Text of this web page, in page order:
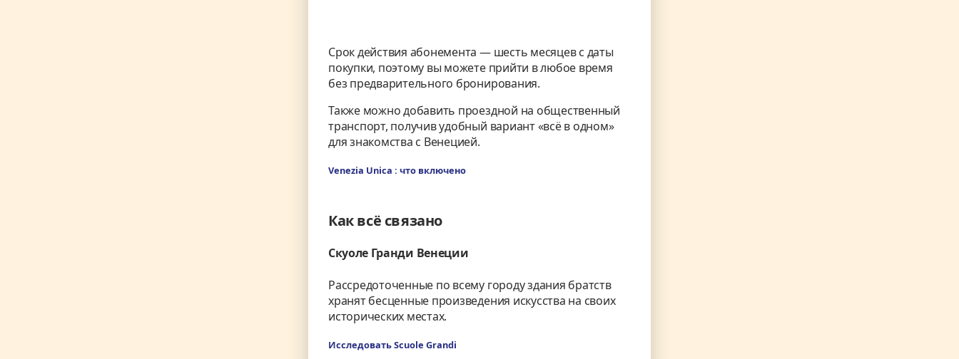
Срок действия абонемента — шесть месяцев с даты
покупки, поэтому вы можете прийти в любое время
без предварительного бронирования.
Также можно добавить проездной на общественный
транспорт, получив удобный вариант «всё в одном»
для знакомства с Венецией.
Venezia Unica : что включено
Как всё связано
Скуоле Гранди Венеции
Рассредоточенные по всему городу здания братств
хранят бесценные произведения искусства на своих
исторических местах.
Исследовать Scuole Grandi